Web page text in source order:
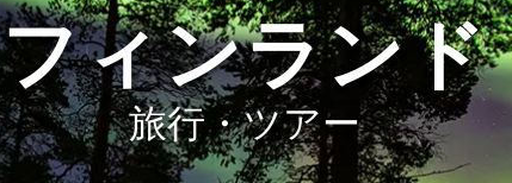
フィンランド
旅行・ツアー